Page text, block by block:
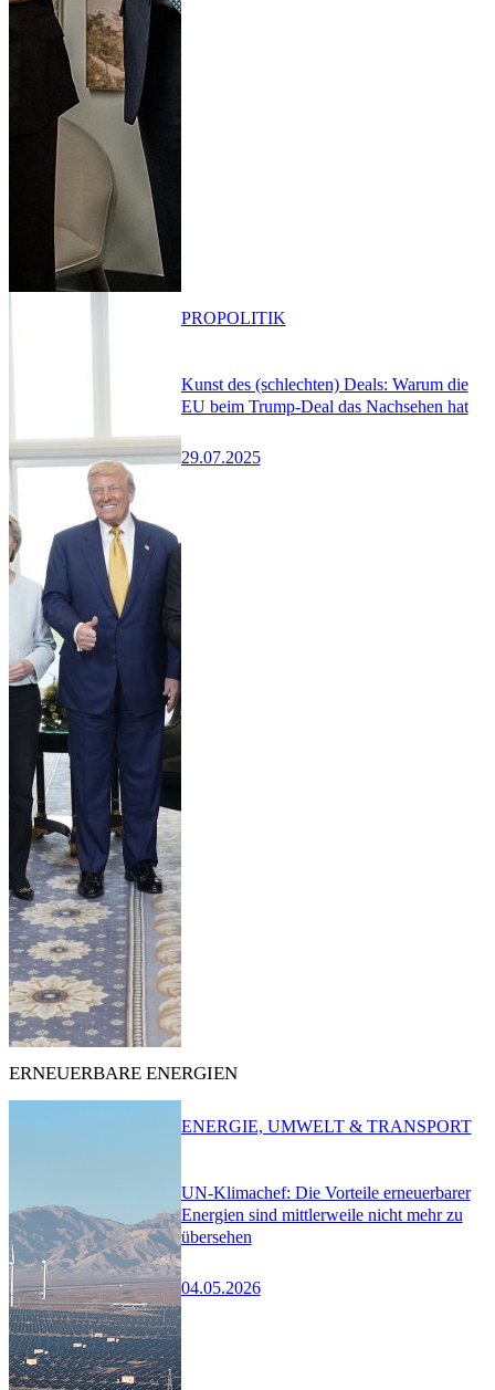
Kunst des (schlechten) Deals: Warum die
EU beim Trump-Deal das Nachsehen hat
29.07.2025
PROPOLITIK
ERNEUERBARE ENERGIEN
UN-Klimachef: Die Vorteile erneuerbarer
Energien sind mittlerweile nicht mehr zu
übersehen
04.05.2026
ENERGIE, UMWELT & TRANSPORT